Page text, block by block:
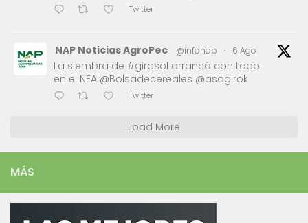
Twitter
NAP Noticias AgroPec @infonap · 6 Ago
La siembra de #girasol arrancó con todo
en el NEA @Bolsadecereales @asagirok
Twitter
Load More
MÁS